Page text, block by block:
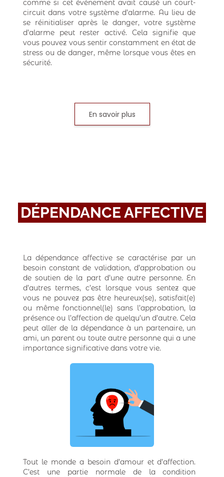
comme si cet événement avait causé un court-
circuit dans votre système d’alarme. Au lieu de
se réinitialiser après le danger, votre système
d’alarme peut rester activé. Cela signifie que
vous pouvez vous sentir constamment en état de
stress ou de danger, même lorsque vous êtes en
sécurité.
En savoir plus
DÉPENDANCE AFFECTIVE
La dépendance affective se caractérise par un
besoin constant de validation, d’approbation ou
de soutien de la part d’une autre personne. En
d’autres termes, c’est lorsque vous sentez que
vous ne pouvez pas être heureux(se), satisfait(e)
ou même fonctionnel(le) sans l’approbation, la
présence ou l’affection de quelqu’un d’autre. Cela
peut aller de la dépendance à un partenaire, un
ami, un parent ou toute autre personne qui a une
importance significative dans votre vie.
Tout le monde a besoin d’amour et d’affection.
C’est une partie normale de la condition